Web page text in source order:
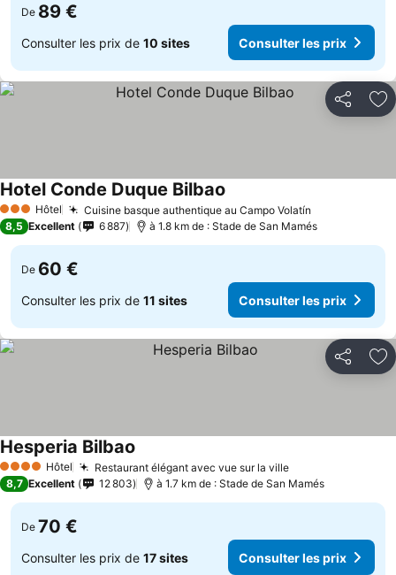
De 89 €
Consulter les prix de 10 sites Consulter les prix
Partager
3 ÉtoilesHôtel Cuisine basque authentique au Campo Volatín
Hotel Conde Duque Bilbao
8,5 Excellent 6 887 à 1.8 km de : Stade de San Mamés
De 60 €
Consulter les prix de 11 sites Consulter les prix
Partager
4 Étoiles Hôtel Restaurant élégant avec vue sur la ville
Hesperia Bilbao
8,7 Excellent 12 803 à 1.7 km de : Stade de San Mamés
De 70 €
Consulter les prix de 17 sites Consulter les prix